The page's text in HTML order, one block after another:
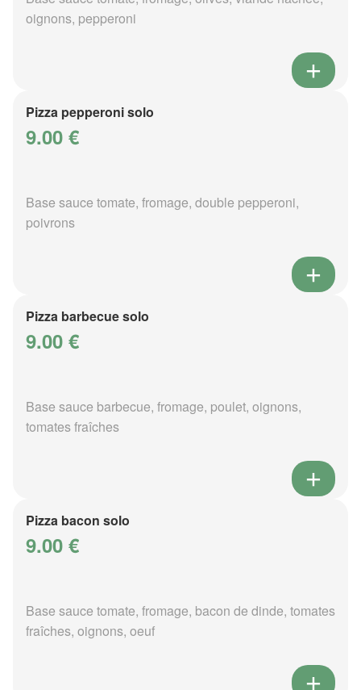
oignons, pepperoni
Pizza pepperoni solo
9.00 €
Base sauce tomate, fromage, double pepperoni,
poivrons
Pizza barbecue solo
9.00 €
Base sauce barbecue, fromage, poulet, oignons,
tomates fraîches
Pizza bacon solo
9.00 €
Base sauce tomate, fromage, bacon de dinde, tomates
fraîches, oignons, oeuf